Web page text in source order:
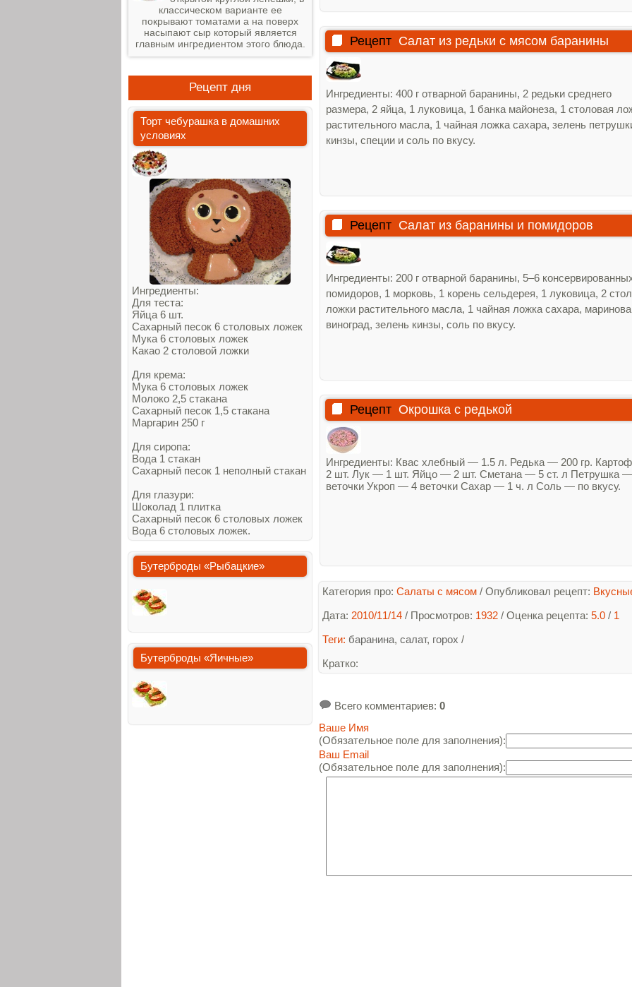
Рецепт Салат из редьки с мясом баранины
Ингредиенты: 400 г отварной баранины, 2 редьки среднего
размера, 2 яйца, 1 луковица, 1 банка майонеза, 1 столовая
растительного масла, 1 чайная ложка сахара, зелень
кинзы, специи и соль по вкусу.
Рецепт Салат из баранины и помидоров
Ингредиенты: 200 г отварной баранины, 5–6
помидоров, 1 морковь, 1 корень сельдерея, 1 луковица, 2
ложки растительного масла, 1 чайная ложка сахара,
виноград, зелень кинзы, соль по вкусу.
Рецепт Окрошка с редькой
Ингредиенты: Квас хлебный — 1.5 л. Редька — 200 гр.
2 шт. Лук — 1 шт. Яйцо — 2 шт. Сметана — 5 ст. л Петрушка
веточки Укроп — 4 веточки Сахар — 1 ч. л Соль — по вкусу.
Категория про: Салаты с мясом / Опубликовал рецепт:
Дата: 2010/11/14 / Просмотров: 1932 / Оценка рецепта: 5.0 / 1
Теги: баранина, салат, горох /
Кратко:
Всего комментариев: 0
Ваше Имя
(Обязательное поле для заполнения):
Ваш Email
(Обязательное поле для заполнения):
классическом варианте ее
покрывают томатами а на поверх
насыпают сыр который является
главным ингредиентом этого блюда.
Рецепт дня
Торт чебурашка в домашних
условиях
Ингредиенты:
Для теста:
Яйца 6 шт.
Сахарный песок 6 столовых ложек
Мука 6 столовых ложек
Какао 2 столовой ложки
Для крема:
Мука 6 столовых ложек
Молоко 2,5 стакана
Сахарный песок 1,5 стакана
Маргарин 250 г
Для сиропа:
Вода 1 стакан
Сахарный песок 1 неполный стакан
Для глазури:
Шоколад 1 плитка
Сахарный песок 6 столовых ложек
Вода 6 столовых ложек.
Бутерброды «Рыбацкие»
Бутерброды «Яичные»